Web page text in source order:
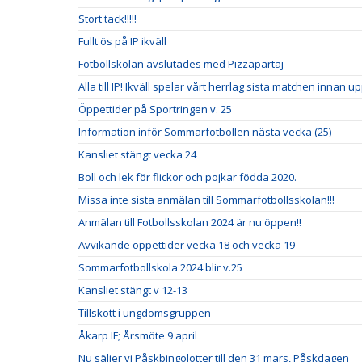
Stort tack!!!!!
Fullt ös på IP ikväll
Fotbollskolan avslutades med Pizzapartaj
Alla till IP! Ikväll spelar vårt herrlag sista matchen innan
Öppettider på Sportringen v. 25
Information inför Sommarfotbollen nästa vecka (25)
Kansliet stängt vecka 24
Boll och lek för flickor och pojkar födda 2020.
Missa inte sista anmälan till Sommarfotbollsskolan!!!
Anmälan till Fotbollsskolan 2024 är nu öppen!!
Avvikande öppettider vecka 18 och vecka 19
Sommarfotbollskola 2024 blir v.25
Kansliet stängt v 12-13
Tillskott i ungdomsgruppen
Åkarp IF; Årsmöte 9 april
Nu säljer vi Påskbingolotter till den 31 mars, Påskdagen